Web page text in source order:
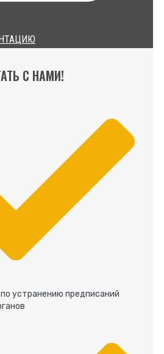
С НАМИ!
устранению предписаний